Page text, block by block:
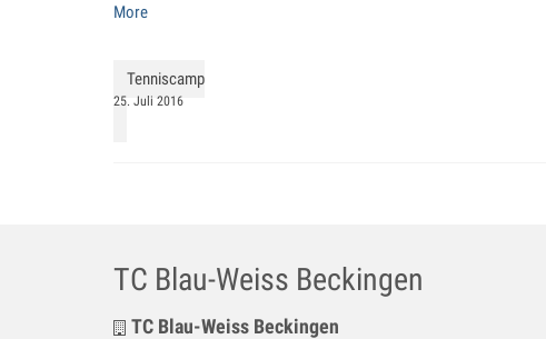
Moreabout
Tenniscamp
25. Juli 2016
TC Blau-Weiss Beckingen
TC Blau-Weiss Beckingen